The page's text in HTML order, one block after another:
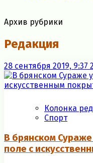
Архив рубрики
Редакция
28 сентября 2019, 9:37
Колонка
Спорт
В брянском
поле с